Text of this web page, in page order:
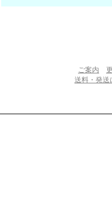
ご案内
送料・発送